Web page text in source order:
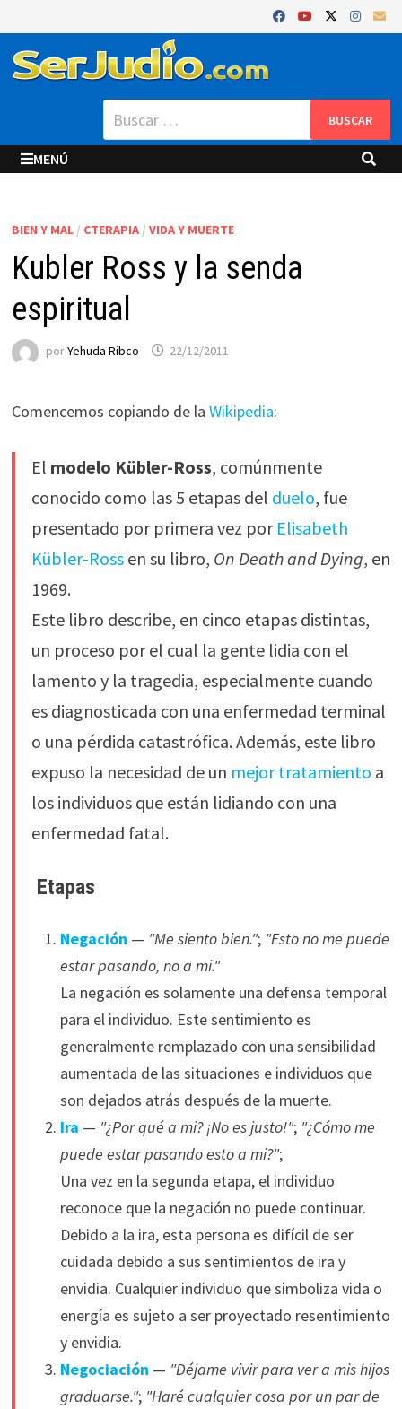
al
contenido
Buscar:
MENÚ
BIEN Y MAL/ CTERAPIA/ VIDA Y MUERTE
Kubler Ross y la senda
espiritual
porYehuda Ribco 22/12/2011
Comencemos copiando de la Wikipedia:
El modelo Kübler-Ross, comúnmente
conocido como las 5 etapas del duelo, fue
presentado por primera vez por Elisabeth
Kübler-Rossen su libro, On Death and Dying, en
1969.
Este libro describe, en cinco etapas distintas,
un proceso por el cual la gente lidia con el
lamento y la tragedia, especialmente cuando
es diagnosticada con una enfermedad terminal
o una pérdida catastrófica. Además, este libro
expuso la necesidad de un mejor tratamiento a
los individuos que están lidiando con una
enfermedad fatal.
Etapas
Negación — "Me siento bien."; "Esto no me puede
estar pasando, no a mi."
La negación es solamente una defensa temporal
para el individuo. Este sentimiento es
generalmente remplazado con una sensibilidad
aumentada de las situaciones e individuos que
son dejados atrás después de la muerte.
Ira — "¿Por qué a mi? ¡No es justo!"; "¿Cómo me
puede estar pasando esto a mi?";
Una vez en la segunda etapa, el individuo
reconoce que la negación no puede continuar.
Debido a la ira, esta persona es difícil de ser
cuidada debido a sus sentimientos de ira y
envidia. Cualquier individuo que simboliza vida o
energía es sujeto a ser proyectado resentimiento
y envidia.
Negociación — "Déjame vivir para ver a mis hijos
graduarse."; "Haré cualquier cosa por un par de